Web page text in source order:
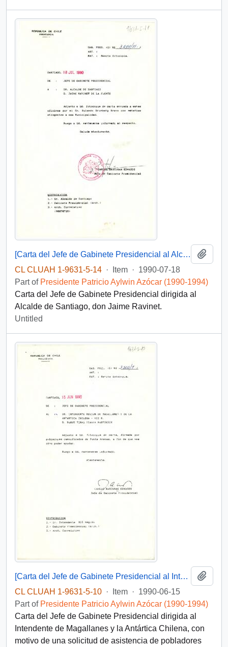
[Carta del Jefe de Gabinete Presidencial al Alcalde de Santiago]
CL CLUAH 1-9631-5-14 · Item · 1990-07-18
Part of Presidente Patricio Aylwin Azócar (1990-1994)
Carta del Jefe de Gabinete Presidencial dirigida al
Alcalde de Santiago, don Jaime Ravinet.
Untitled
[Carta del Jefe de Gabinete Presidencial al Intendente de Magallanes y la Antártica Chilena]
CL CLUAH 1-9631-5-10 · Item · 1990-06-15
Part of Presidente Patricio Aylwin Azócar (1990-1994)
Carta del Jefe de Gabinete Presidencial dirigida al
Intendente de Magallanes y la Antártica Chilena, con
motivo de una solicitud de asistencia de pobladores